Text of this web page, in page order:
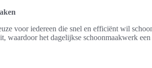
voor iedereen die snel en efficiënt wil
waardoor het dagelijkse schoonmaakwerk